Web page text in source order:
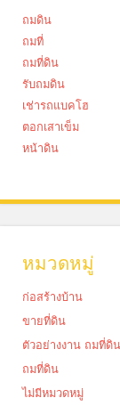
ถมดิน
ถมที่
ถมที่ดิน
รับถมดิน
เช่ารถแบคโฮ
ตอกเสาเข็ม
หน้าดิน
หมวดหมู่
ก่อสร้างบ้าน
ขายที่ดิน
ตัวอย่างงาน ถมที่ดิน
ถมที่ดิน
ไม่มีหมวดหมู่